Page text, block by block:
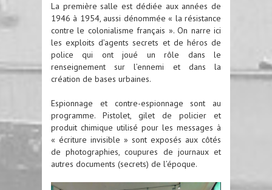
La première salle est dédiée aux années de
1946 à 1954, aussi dénommée « la résistance
contre le colonialisme français ». On narre ici
les exploits d’agents secrets et de héros de
police qui ont joué un rôle dans le
renseignement sur l’ennemi et dans la
création de bases urbaines.
Espionnage et contre-espionnage sont au
programme. Pistolet, gilet de policier et
produit chimique utilisé pour les messages à
« écriture invisible » sont exposés aux côtés
de photographies, coupures de journaux et
autres documents (secrets) de l’époque.